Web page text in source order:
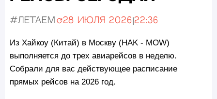
#Летаем Обновлено:
28 июля 2026 |22:36
Из Хайкоу (Китай) в Москву (HAK - MOW)
выполняется до трех авиарейсов в неделю.
Собрали для вас действующее расписание
прямых рейсов на 2026 год.